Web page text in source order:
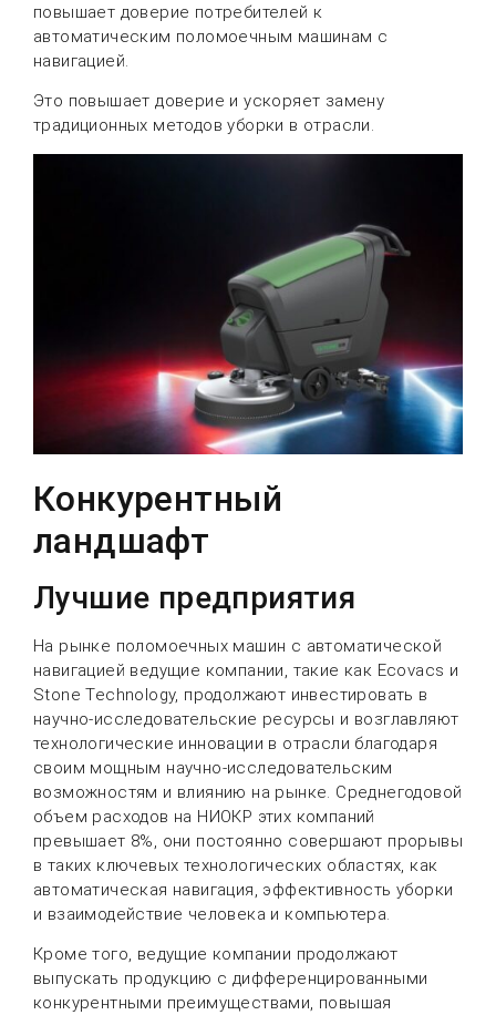
повышает доверие потребителей к
автоматическим поломоечным машинам с
навигацией.
Это повышает доверие и ускоряет замену
традиционных методов уборки в отрасли.
Конкурентный
ландшафт
Лучшие предприятия
На рынке поломоечных машин с автоматической
навигацией ведущие компании, такие как Ecovacs и
Stone Technology, продолжают инвестировать в
научно-исследовательские ресурсы и возглавляют
технологические инновации в отрасли благодаря
своим мощным научно-исследовательским
возможностям и влиянию на рынке. Среднегодовой
объем расходов на НИОКР этих компаний
превышает 8%, они постоянно совершают прорывы
в таких ключевых технологических областях, как
автоматическая навигация, эффективность уборки
и взаимодействие человека и компьютера.
Кроме того, ведущие компании продолжают
выпускать продукцию с дифференцированными
конкурентными преимуществами, повышая